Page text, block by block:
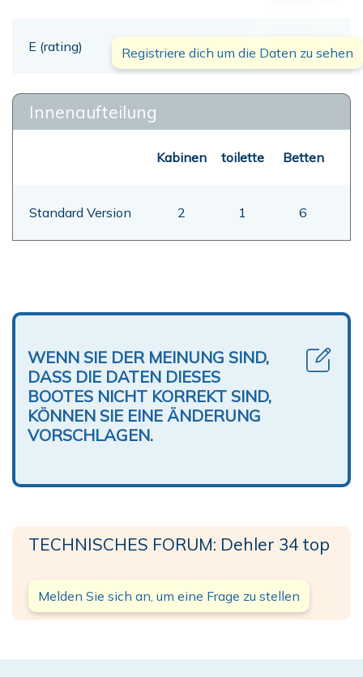
E (rating) 00,00 mt
Registriere dich um die Daten zu sehen
Innenaufteilung
Kabinen toilette Betten
Standard Version 2 1 6
WENN SIE DER MEINUNG SIND,
DASS DIE DATEN DIESES
BOOTES NICHT KORREKT SIND,
KÖNNEN SIE EINE ÄNDERUNG
VORSCHLAGEN.
TECHNISCHES FORUM: Dehler 34 top
Melden Sie sich an, um eine Frage zu stellen